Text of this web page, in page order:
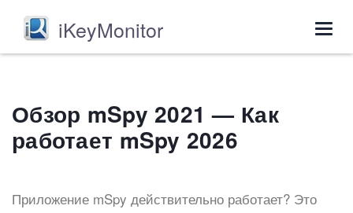
iKeyMonitor
Обзор mSpy 2021 — Как
работает mSpy 2026
Приложение mSpy действительно работает? Это